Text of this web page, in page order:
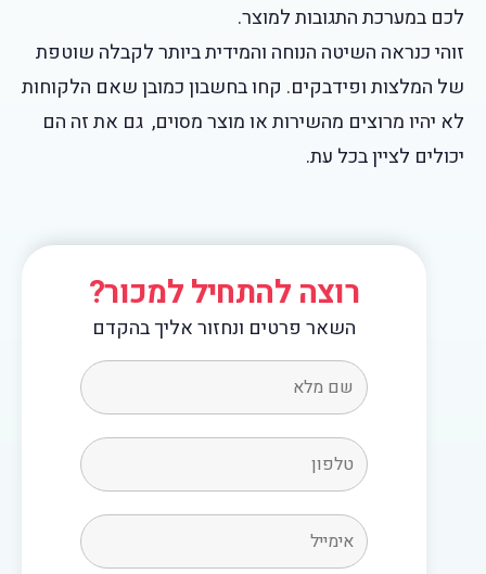
לכם במערכת התגובות למוצר.
זוהי כנראה השיטה הנוחה והמידית ביותר לקבלה שוטפת
של המלצות ופידבקים. קחו בחשבון כמובן שאם הלקוחות
לא יהיו מרוצים מהשירות או מוצר מסוים, גם את זה הם
יכולים לציין בכל עת.
רוצה להתחיל למכור?
השאר פרטים ונחזור אליך בהקדם